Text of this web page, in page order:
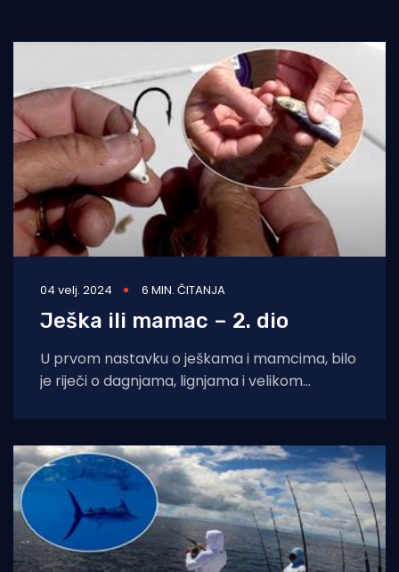
04 velj. 2024 6 MIN. ČITANJA
Ješka ili mamac – 2. dio
U prvom nastavku o ješkama i mamcima, bilo
je riječi o dagnjama, lignjama i velikom